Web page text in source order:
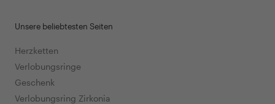
Unsere beliebtesten Seiten
Herzketten
Verlobungsringe
Geschenk
Verlobungsring Zirkonia